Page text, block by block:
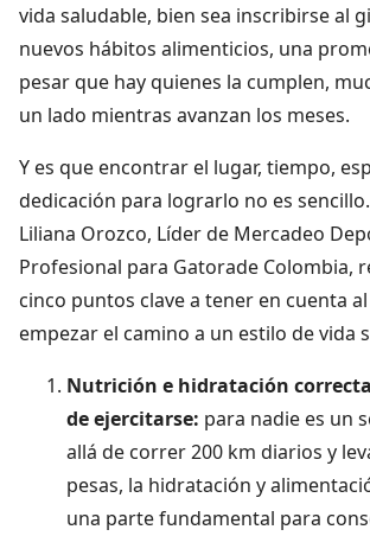
vida saludable, bien sea inscribirse al
nuevos hábitos alimenticios, una
pesar que hay quienes la cumplen,
un lado mientras avanzan los meses.
Y es que encontrar el lugar, tiempo,
dedicación para lograrlo no es
Liliana Orozco, Líder de Mercadeo
Profesional para Gatorade Colombia,
cinco puntos clave a tener en cuenta
empezar el camino a un estilo de vida
Nutrición e hidratación
de ejercitarse: para nadie es un
allá de correr 200 km diarios y
pesas, la hidratación y
una parte fundamental para